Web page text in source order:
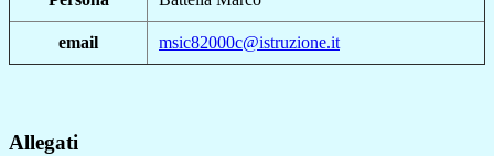
email msic82000c@istruzione.it
Allegati